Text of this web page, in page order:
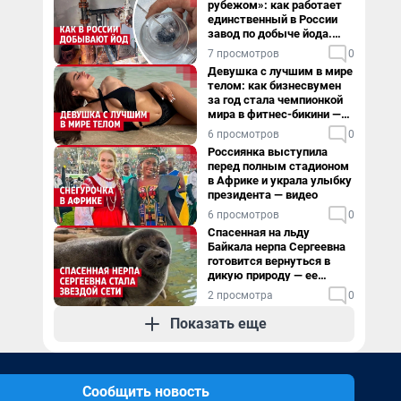
рубежом»: как работает
единственный в России
завод по добыче йода.
Видео
7 просмотров 0
Девушка с лучшим в мире
телом: как бизнесвумен
за год стала чемпионкой
мира в фитнес-бикини —
видео
6 просмотров 0
Россиянка выступила
перед полным стадионом
в Африке и украла улыбку
президента — видео
6 просмотров 0
Спасенная на льду
Байкала нерпа Сергеевна
готовится вернуться в
дикую природу — ее
видеоистория
2 просмотра 0
Показать еще
Сообщить новость